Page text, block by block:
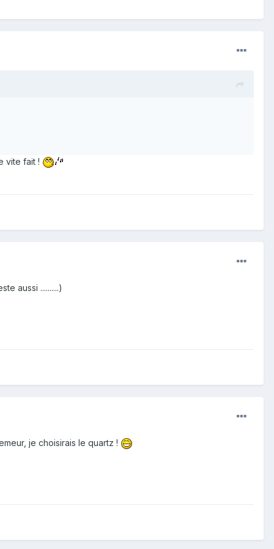
vite fait !
aussi ..........)
je choisirais le quartz !